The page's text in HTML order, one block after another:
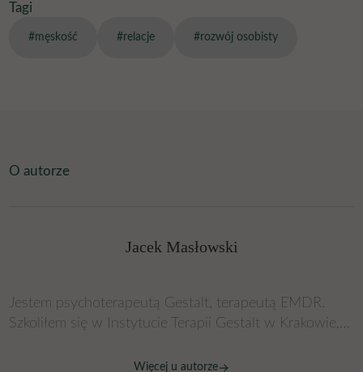
Tagi
#męskość #relacje #rozwój osobisty
O autorze
Jacek Masłowski
Jestem psychoterapeutą Gestalt, terapeutą EMDR.
Szkoliłem się w Instytucie Terapii Gestalt w Krakowie,
psychoterapeutów. Studiowałem psychologię na
Więcej u autorze